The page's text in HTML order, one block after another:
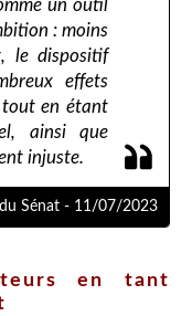
un outil
: moins
le dispositif
effets
tout en étant
ainsi que
injuste.
Sénat - 11/07/2023
en tant